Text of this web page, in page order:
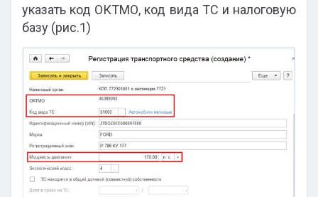
указать код ОКТМО, код вида ТС и налоговую
базу (рис.1)